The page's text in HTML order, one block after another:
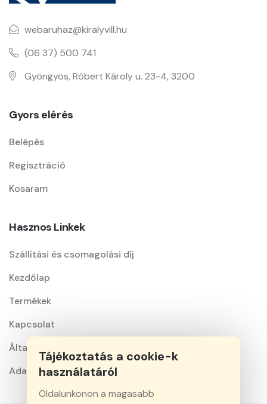
webaruhaz@kiralyvill.hu
(06 37) 500 741
Gyöngyös, Róbert Károly u. 23-4, 3200
Gyors elérés
Belépés
Regisztráció
Kosaram
Hasznos Linkek
Szállítási és csomagolási díj
Kezdőlap
Termékek
Kapcsolat
Általános szerződési feltételek
Adatkezelési nyilatkozat
Tájékoztatás a cookie-k
használatáról
Oldalunkonon a magasabb